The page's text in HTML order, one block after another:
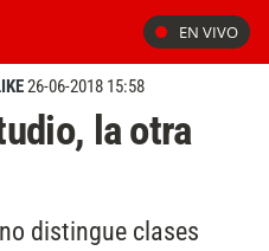
EN VIVO
26-06-2018 15:58
la otra
distingue clases